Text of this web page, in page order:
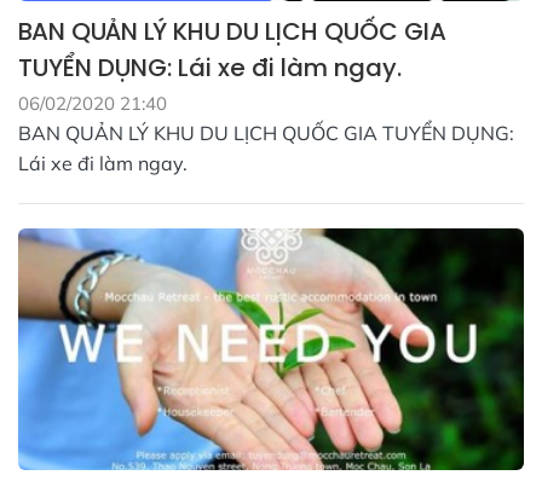
BAN QUẢN LÝ KHU DU LỊCH QUỐC GIA
TUYỂN DỤNG: Lái xe đi làm ngay.
06/02/2020 21:40
BAN QUẢN LÝ KHU DU LỊCH QUỐC GIA TUYỂN DỤNG:
Lái xe đi làm ngay.